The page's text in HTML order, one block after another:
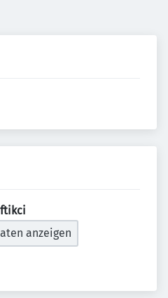
anzeigen